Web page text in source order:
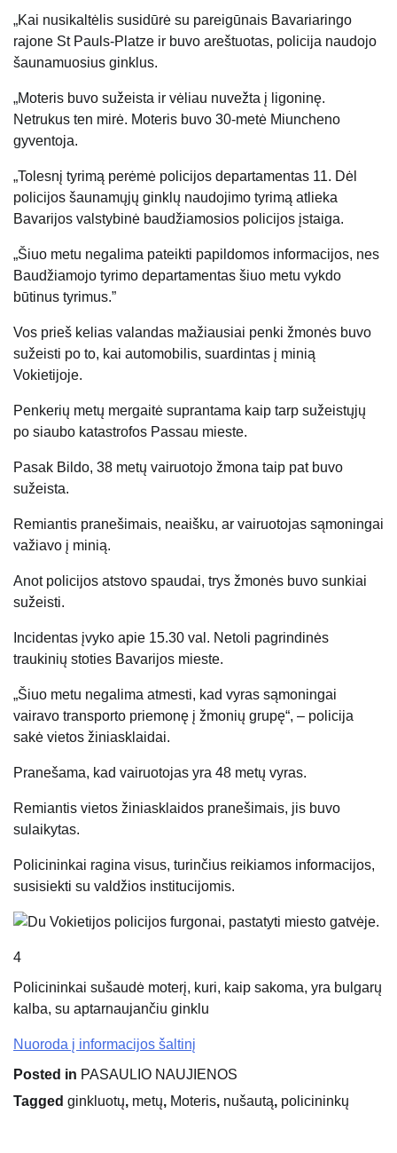
„Kai nusikaltėlis susidūrė su pareigūnais Bavariaringo
rajone St Pauls-Platze ir buvo areštuotas, policija naudojo
šaunamuosius ginklus.
„Moteris buvo sužeista ir vėliau nuvežta į ligoninę.
Netrukus ten mirė. Moteris buvo 30-metė Miuncheno
gyventoja.
„Tolesnį tyrimą perėmė policijos departamentas 11. Dėl
policijos šaunamųjų ginklų naudojimo tyrimą atlieka
Bavarijos valstybinė baudžiamosios policijos įstaiga.
„Šiuo metu negalima pateikti papildomos informacijos, nes
Baudžiamojo tyrimo departamentas šiuo metu vykdo
būtinus tyrimus.”
Vos prieš kelias valandas mažiausiai penki žmonės buvo
sužeisti po to, kai automobilis, suardintas į minią
Vokietijoje.
Penkerių metų mergaitė suprantama kaip tarp sužeistųjų
po siaubo katastrofos Passau mieste.
Pasak Bildo, 38 metų vairuotojo žmona taip pat buvo
sužeista.
Remiantis pranešimais, neaišku, ar vairuotojas sąmoningai
važiavo į minią.
Anot policijos atstovo spaudai, trys žmonės buvo sunkiai
sužeisti.
Incidentas įvyko apie 15.30 val. Netoli pagrindinės
traukinių stoties Bavarijos mieste.
„Šiuo metu negalima atmesti, kad vyras sąmoningai
vairavo transporto priemonę į žmonių grupę“, – policija
sakė vietos žiniasklaidai.
Pranešama, kad vairuotojas yra 48 metų vyras.
Remiantis vietos žiniasklaidos pranešimais, jis buvo
sulaikytas.
Policininkai ragina visus, turinčius reikiamos informacijos,
susisiekti su valdžios institucijomis.
4
Policininkai sušaudė moterį, kuri, kaip sakoma, yra bulgarų
kalba, su aptarnaujančiu ginklu
Nuoroda į informacijos šaltinį
Posted in PASAULIO NAUJIENOS
Tagged ginkluotų, metų, Moteris, nušautą, policininkų